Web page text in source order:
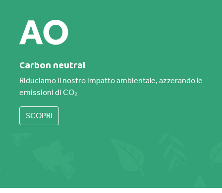
Carbon neutral
Riduciamo il nostro impatto ambientale, azzerando le
emissioni di CO₂
SCOPRI